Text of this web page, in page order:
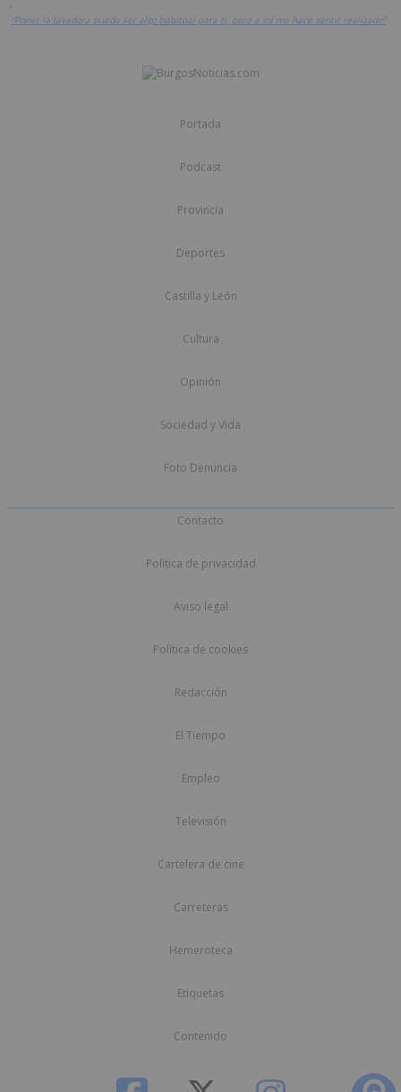
>
“Poner la lavadora puede ser algo habitual para ti, pero a mí me hace sentir realizado”
Portada
Podcast
Provincia
Deportes
Castilla y León
Cultura
Opinión
Sociedad y Vida
Foto Denuncia
Contacto
Política de privacidad
Aviso legal
Política de cookies
Redacción
El Tiempo
Empleo
Televisión
Cartelera de cine
Carreteras
Hemeroteca
Etiquetas
Contenido